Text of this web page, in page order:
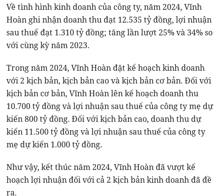
Về tình hình kinh doanh của công ty, năm 2024, Vĩnh
Hoàn ghi nhận doanh thu đạt 12.535 tỷ đồng, lợi nhuận
sau thuế đạt 1.310 tỷ đồng; tăng lần lượt 25% và 34% so
với cùng kỳ năm 2023.
Trong năm 2024, Vĩnh Hoàn đặt kế hoạch kinh doanh
với 2 kịch bản, kịch bản cao và kịch bản cơ bản. Đối với
kịch bản cơ bản, Vĩnh Hoàn lên kế hoạch doanh thu
10.700 tỷ đồng và lợi nhuận sau thuế của công ty mẹ dự
kiến 800 tỷ đồng. Đối với kịch bản cao, doanh thu dự
kiến 11.500 tỷ đồng và lợi nhuận sau thuế của công ty
mẹ dự kiến 1.000 tỷ đồng.
Như vậy, kết thúc năm 2024, Vĩnh Hoàn đã vượt kế
hoạch lợi nhuận đối với cả 2 kịch bản kinh doanh đã đề
ra.